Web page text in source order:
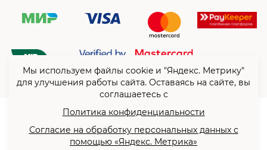
© ООО “Согласие”2026
Политика конфиденциальности
Мы используем файлы cookie и "Яндекс. Метрику"
для улучшения работы сайта. Оставаясь на сайте, вы
соглашаетесь с
Политика конфиденциальности
Согласие на обработку персональных данных с
помощью «Яндекс. Метрика»